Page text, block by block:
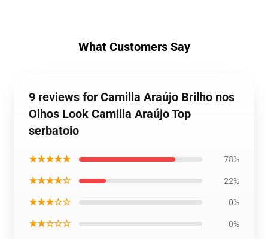
What Customers Say
9 reviews for Camilla Araújo Brilho nos
Olhos Look Camilla Araújo Top
serbatoio
★★★★★ 78%
★★★★☆ 22%
★★★☆☆ 0%
★★☆☆☆ 0%